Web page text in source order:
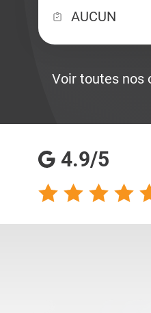
AUCUN
Voir toutes nos
4.9/5